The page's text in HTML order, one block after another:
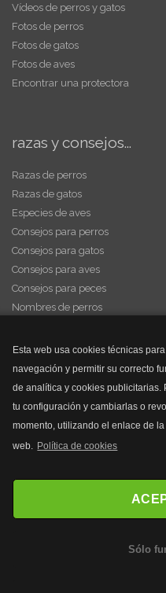
Esta web usa cookies técnicas
navegación y permitir su correcto
de analítica y cookies
tu configuración y cambiarlas o
momento, utilizando el enlace de
web. Política de cookies
Sólo
Vídeos de perros y gatos
Fotos de perros
Fotos de gatos
Fotos de aves
Encontrar una protectora
razas y consejos...
Razas de perros
Razas de gatos
Especies de aves
Consejos para perros
Consejos para gatos
Consejos para aves
Consejos para peces
Nombres de perros
y mucho más...